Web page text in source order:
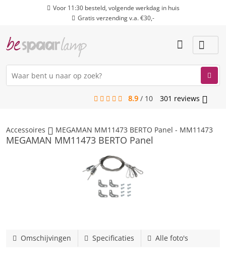
Voor 11:30 besteld, volgende werkdag in huis
Gratis verzending v.a. €30,-
8.9 / 10 301 reviews
Accessoires MEGAMAN MM11473 BERTO Panel - MM11473
MEGAMAN MM11473 BERTO Panel
Omschijvingen Specificaties Alle foto's